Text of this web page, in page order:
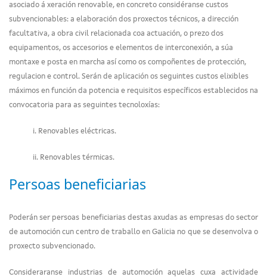
asociado á xeración renovable, en concreto considéranse custos
subvencionables: a elaboración dos proxectos técnicos, a dirección
facultativa, a obra civil relacionada coa actuación, o prezo dos
equipamentos, os accesorios e elementos de interconexión, a súa
montaxe e posta en marcha así como os compoñentes de protección,
regulacion e control. Serán de aplicación os seguintes custos elixibles
máximos en función da potencia e requisitos específicos establecidos na
convocatoria para as seguintes tecnoloxías:
i. Renovables eléctricas.
ii. Renovables térmicas.
Persoas beneficiarias
Poderán ser persoas beneficiarias destas axudas as empresas do sector
de automoción cun centro de traballo en Galicia no que se desenvolva o
proxecto subvencionado.
Consideraranse industrias de automoción aquelas cuxa actividade